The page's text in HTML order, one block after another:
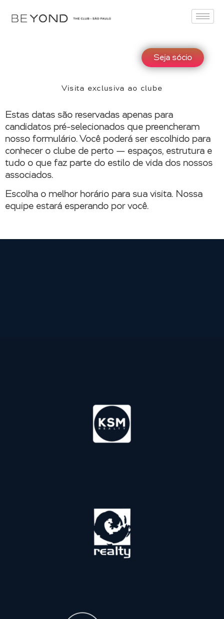
Seja sócio
Visita exclusiva ao clube
Estas datas são reservadas apenas para
candidatos pré-selecionados que preencheram
nosso formulário. Você poderá ser escolhido para
conhecer o clube de perto — espaços, estrutura e
tudo o que faz parte do estilo de vida dos nossos
associados.
Escolha o melhor horário para sua visita. Nossa
equipe estará esperando por você.